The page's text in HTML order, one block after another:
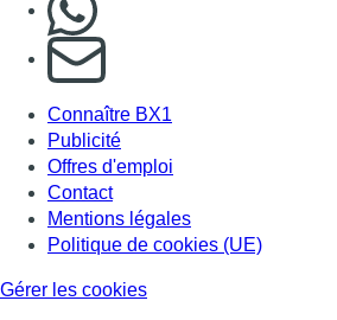
S'abonner à notre newsletter
Connaître BX1
Publicité
Offres d'emploi
Contact
Mentions légales
Politique de cookies (UE)
Gérer les cookies